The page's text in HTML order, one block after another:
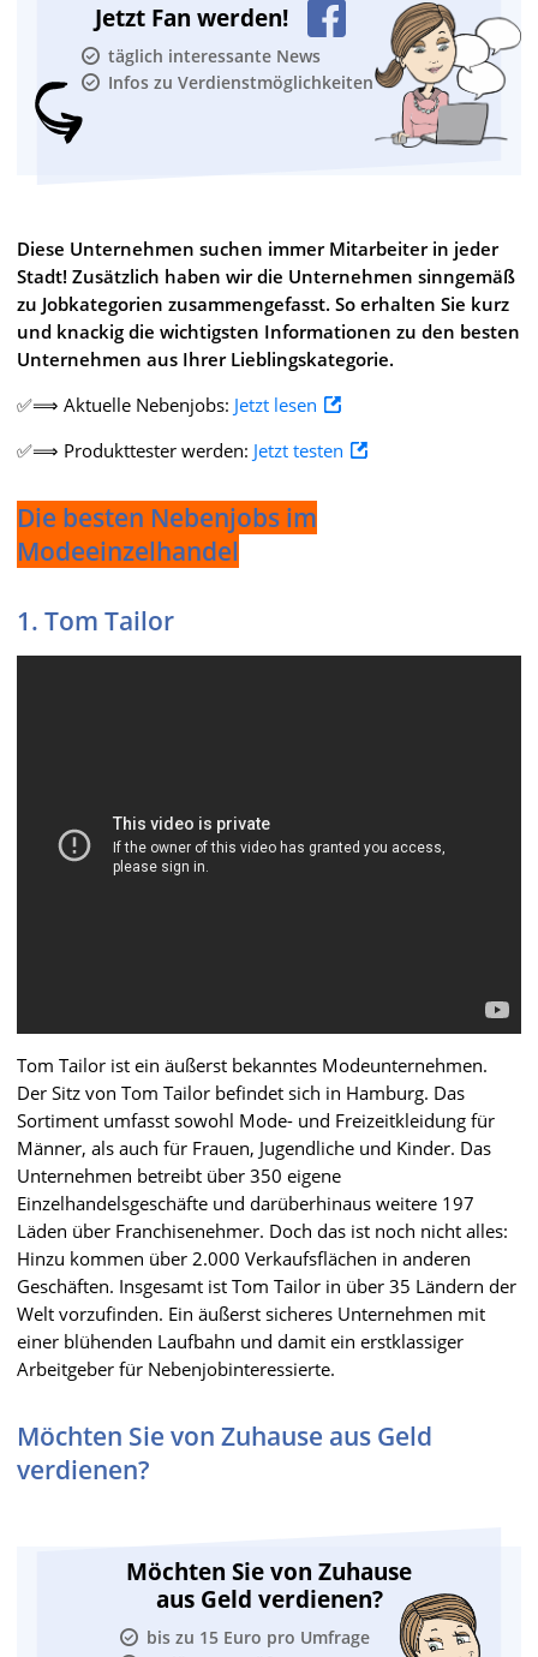
Jetzt Fan werden!
täglich interessante News
Infos zu Verdienstmöglichkeiten
Diese Unternehmen suchen immer Mitarbeiter in jeder
Stadt! Zusätzlich haben wir die Unternehmen sinngemäß
zu Jobkategorien zusammengefasst. So erhalten Sie kurz
und knackig die wichtigsten Informationen zu den besten
Unternehmen aus Ihrer Lieblingskategorie.
✅⟹ Aktuelle Nebenjobs: Jetzt lesen
✅⟹ Produkttester werden: Jetzt testen
Die besten Nebenjobs im
Modeeinzelhandel
1. Tom Tailor
Tom Tailor ist ein äußerst bekanntes Modeunternehmen.
Der Sitz von Tom Tailor befindet sich in Hamburg. Das
Sortiment umfasst sowohl Mode- und Freizeitkleidung für
Männer, als auch für Frauen, Jugendliche und Kinder. Das
Unternehmen betreibt über 350 eigene
Einzelhandelsgeschäfte und darüberhinaus weitere 197
Läden über Franchisenehmer. Doch das ist noch nicht alles:
Hinzu kommen über 2.000 Verkaufsflächen in anderen
Geschäften. Insgesamt ist Tom Tailor in über 35 Ländern der
Welt vorzufinden. Ein äußerst sicheres Unternehmen mit
einer blühenden Laufbahn und damit ein erstklassiger
Arbeitgeber für Nebenjobinteressierte.
Möchten Sie von Zuhause aus Geld
verdienen?
Möchten Sie von Zuhause
aus Geld verdienen?
bis zu 15 Euro pro Umfrage